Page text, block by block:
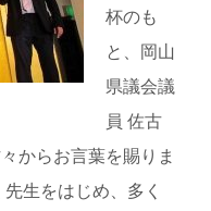
杯のも
と、岡山
県議会議
員 佐古
からお言葉を賜りま
生をはじめ、多く